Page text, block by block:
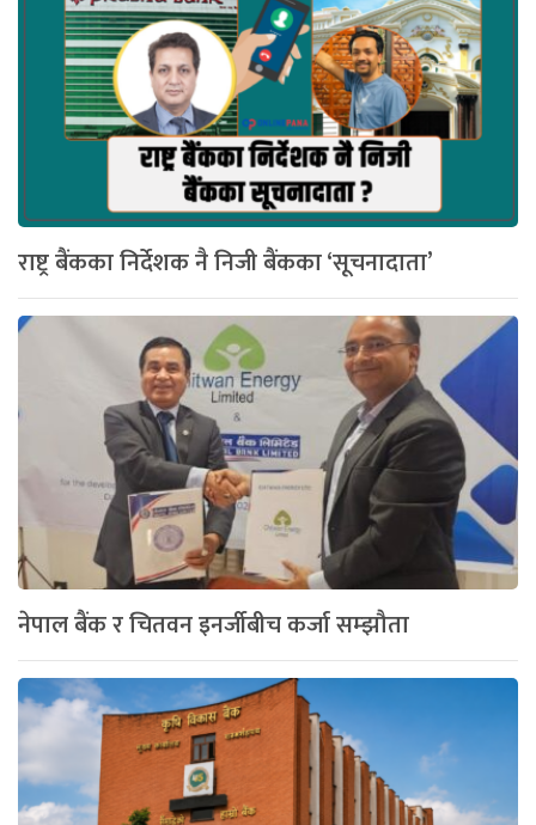
राष्ट्र बैंकका निर्देशक नै निजी बैंकका ‘सूचनादाता’
नेपाल बैंक र चितवन इनर्जीबीच कर्जा सम्झौता